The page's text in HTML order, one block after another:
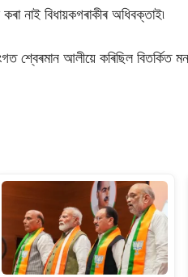
নাই বিধায়কগৰাকীৰ অধিবক্তাই৷
শ্বেৰমান আলীয়ে কৰিছিল বিতৰ্কিত